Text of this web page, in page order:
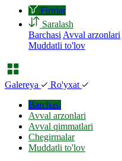
Firtrlar
Saralash
Barchasi Avval arzonlari
Muddatli to'lov
Galereya
Ro'yxat
Barchasi
Avval arzonlari
Avval qimmatlari
Chegirmalar
Muddatli to'lov